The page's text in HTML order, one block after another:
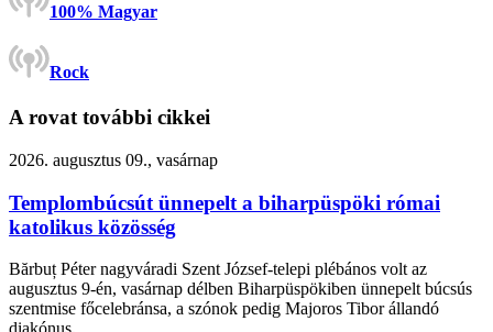
100% Magyar
Rock
A rovat további cikkei
2026. augusztus 09., vasárnap
Templombúcsút ünnepelt a biharpüspöki római
katolikus közösség
Bărbuț Péter nagyváradi Szent József-telepi plébános volt az
augusztus 9-én, vasárnap délben Biharpüspökiben ünnepelt búcsús
szentmise főcelebránsa, a szónok pedig Majoros Tibor állandó